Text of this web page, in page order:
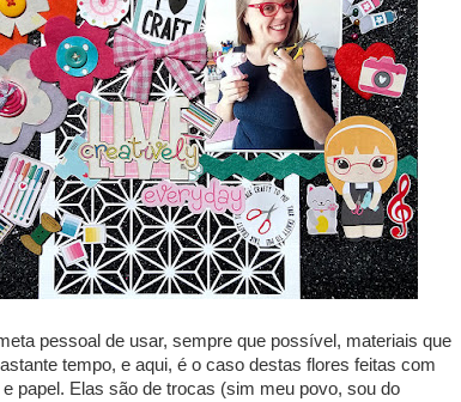
pessoal de usar, sempre que possível, materiais que
tempo, e aqui, é o caso destas flores feitas com
papel. Elas são de trocas (sim meu povo, sou do